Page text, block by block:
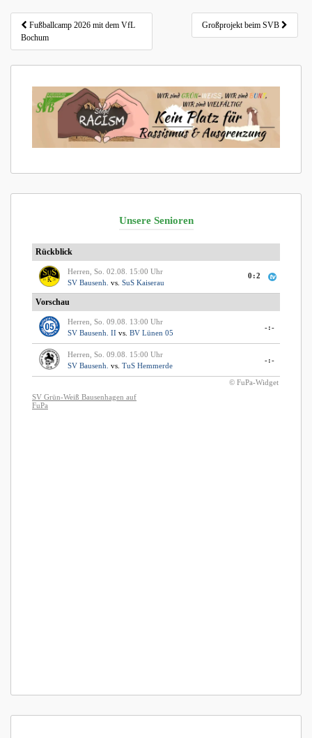
Beitragsnavigation
Fußballcamp 2026 mit dem VfL
Bochum
Großprojekt beim SVB
Unsere Senioren